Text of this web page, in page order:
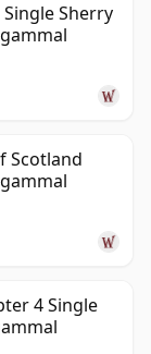
Sherry
Scotland
4 Single